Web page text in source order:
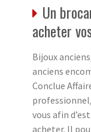
Un
acheter
Bijoux
anciens
Conclue
vous afin
acheter. Il